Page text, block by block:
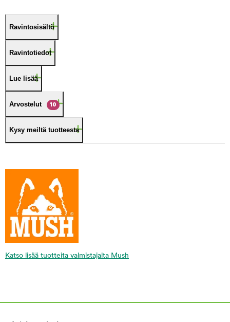
Ravintosisältö
Ravintotiedot
Lue lisää
Arvostelut 10
Kysy meiltä tuotteesta
Katso lisää tuotteita valmistajalta Mush